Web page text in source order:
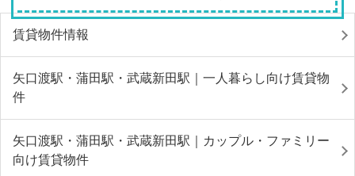
賃貸物件情報
矢口渡駅・蒲田駅・武蔵新田駅｜一人暮らし向け賃貸物
件
矢口渡駅・蒲田駅・武蔵新田駅｜カップル・ファミリー
向け賃貸物件